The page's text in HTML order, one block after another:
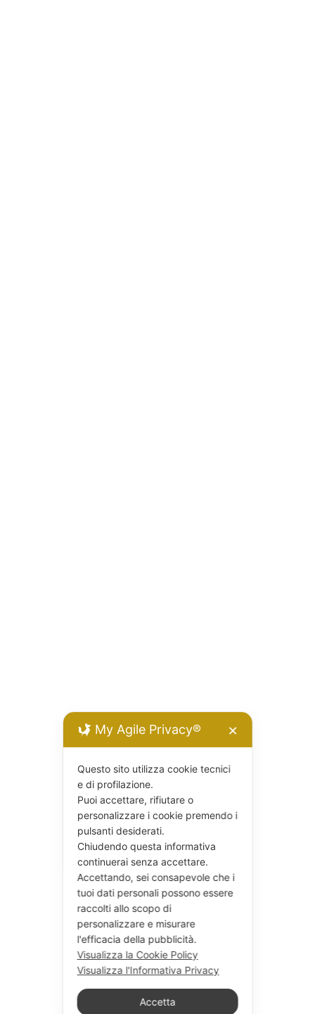
My Agile Privacy® ✕
Questo sito utilizza cookie tecnici
e di profilazione.
Puoi accettare, rifiutare o
personalizzare i cookie premendo i
pulsanti desiderati.
Chiudendo questa informativa
continuerai senza accettare.
Accettando, sei consapevole che i
tuoi dati personali possono essere
raccolti allo scopo di
personalizzare e misurare
l'efficacia della pubblicità.
Visualizza la Cookie Policy
Visualizza l'Informativa Privacy
Accetta